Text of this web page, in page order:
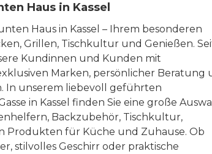
Haus in Kassel
Haus in Kassel – Ihrem besonderen
Grillen, Tischkultur und Genießen.
Kundinnen und Kunden mit
Marken, persönlicher Beratung
In unserem liebevoll geführten
in Kassel finden Sie eine große
Backzubehör, Tischkultur,
Produkten für Küche und Zuhause. Ob
stilvolles Geschirr oder praktische